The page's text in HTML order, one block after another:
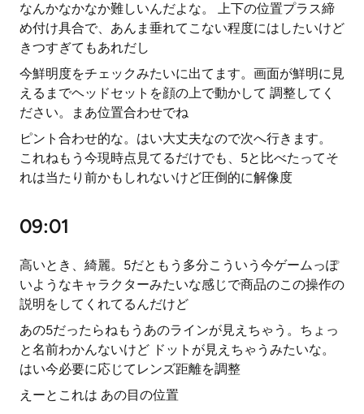
なんかなかなか難しいんだよな。 上下の位置プラス締
め付け具合で、あんま垂れてこない程度にはしたいけど
きつすぎてもあれだし
今鮮明度をチェックみたいに出てます。画面が鮮明に見
えるまでヘッドセットを顔の上で動かして 調整してく
ださい。まあ位置合わせでね
ピント合わせ的な。はい大丈夫なので次へ行きます。
これねもう今現時点見てるだけでも、5と比べたってそ
れは当たり前かもしれないけど圧倒的に解像度
09:01
高いとき、綺麗。5だともう多分こういう今ゲームっぽ
いようなキャラクターみたいな感じで商品のこの操作の
説明をしてくれてるんだけど
あの5だったらねもうあのラインが見えちゃう。ちょっ
と名前わかんないけど ドットが見えちゃうみたいな。
はい今必要に応じてレンズ距離を調整
えーとこれは あの目の位置